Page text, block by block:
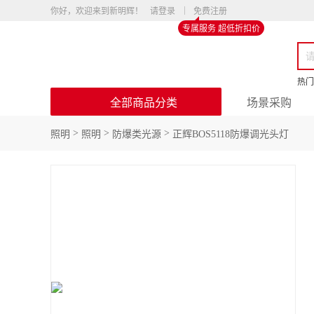
你好，欢迎来到新明辉！ 请登录
免费注册
专属服务 超低折扣价
热
全部商品分类 场景采购
照明 > 照明 > 防爆类光源 > 正辉BOS5118防爆调光头灯